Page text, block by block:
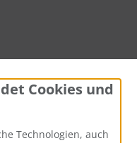
Cookies und
Technologien, auch